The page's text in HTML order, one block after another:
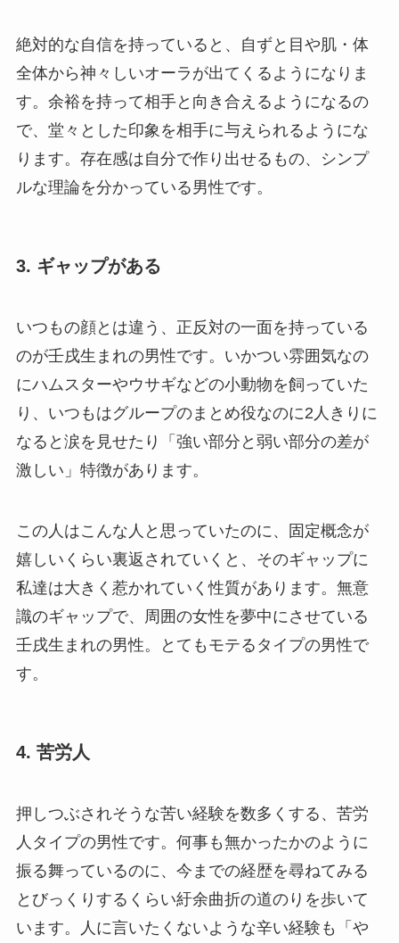
絶対的な自信を持っていると、自ずと目や肌・体
全体から神々しいオーラが出てくるようになりま
す。余裕を持って相手と向き合えるようになるの
で、堂々とした印象を相手に与えられるようにな
ります。存在感は自分で作り出せるもの、シンプ
ルな理論を分かっている男性です。
3. ギャップがある
いつもの顔とは違う、正反対の一面を持っている
のが壬戌生まれの男性です。いかつい雰囲気なの
にハムスターやウサギなどの小動物を飼っていた
り、いつもはグループのまとめ役なのに2人きりに
なると涙を見せたり「強い部分と弱い部分の差が
激しい」特徴があります。
この人はこんな人と思っていたのに、固定概念が
嬉しいくらい裏返されていくと、そのギャップに
私達は大きく惹かれていく性質があります。無意
識のギャップで、周囲の女性を夢中にさせている
壬戌生まれの男性。とてもモテるタイプの男性で
す。
4. 苦労人
押しつぶされそうな苦い経験を数多くする、苦労
人タイプの男性です。何事も無かったかのように
振る舞っているのに、今までの経歴を尋ねてみる
とびっくりするくらい紆余曲折の道のりを歩いて
います。人に言いたくないような辛い経験も「や